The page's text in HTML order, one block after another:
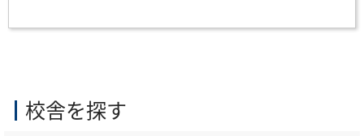
校舎を探す